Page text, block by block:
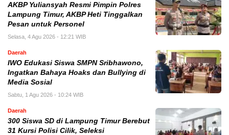
AKBP Yuliansyah Resmi Pimpin Polres
Lampung Timur, AKBP Heti Tinggalkan
Pesan untuk Personel
Selasa, 4 Agu 2026 - 12:21 WIB
Daerah
IWO Edukasi Siswa SMPN Sribhawono,
Ingatkan Bahaya Hoaks dan Bullying di
Media Sosial
Sabtu, 1 Agu 2026 - 10:24 WIB
Daerah
300 Siswa SD di Lampung Timur Berebut
31 Kursi Polisi Cilik, Seleksi